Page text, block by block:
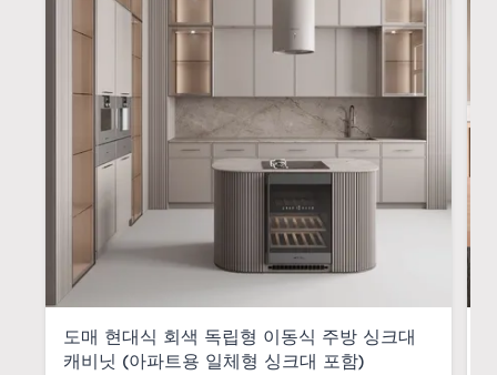
도매 현대식 회색 독립형 이동식 주방 싱크대
캐비닛 (아파트용 일체형 싱크대 포함)